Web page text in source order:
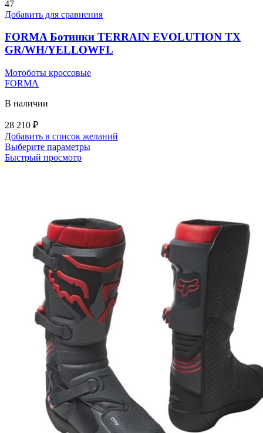
Опции
выбрать
на
странице
47
Добавить для сравнения
FORMA Ботинки TERRAIN EVOLUTION TX
GR/WH/YELLOWFL
Мотоботы кроссовые
FORMA
В наличии
28 210 ₽
Добавить в список желаний
Выберите параметрыЭтот
выбрать
на
странице
товара.
Быстрый просмотр